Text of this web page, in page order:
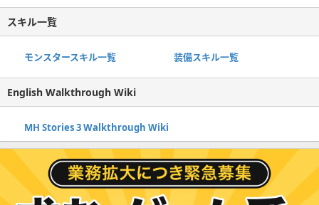
スキル一覧
モンスタースキル一覧 装備スキル一覧
English Walkthrough Wiki
MH Stories 3 Walkthrough Wiki